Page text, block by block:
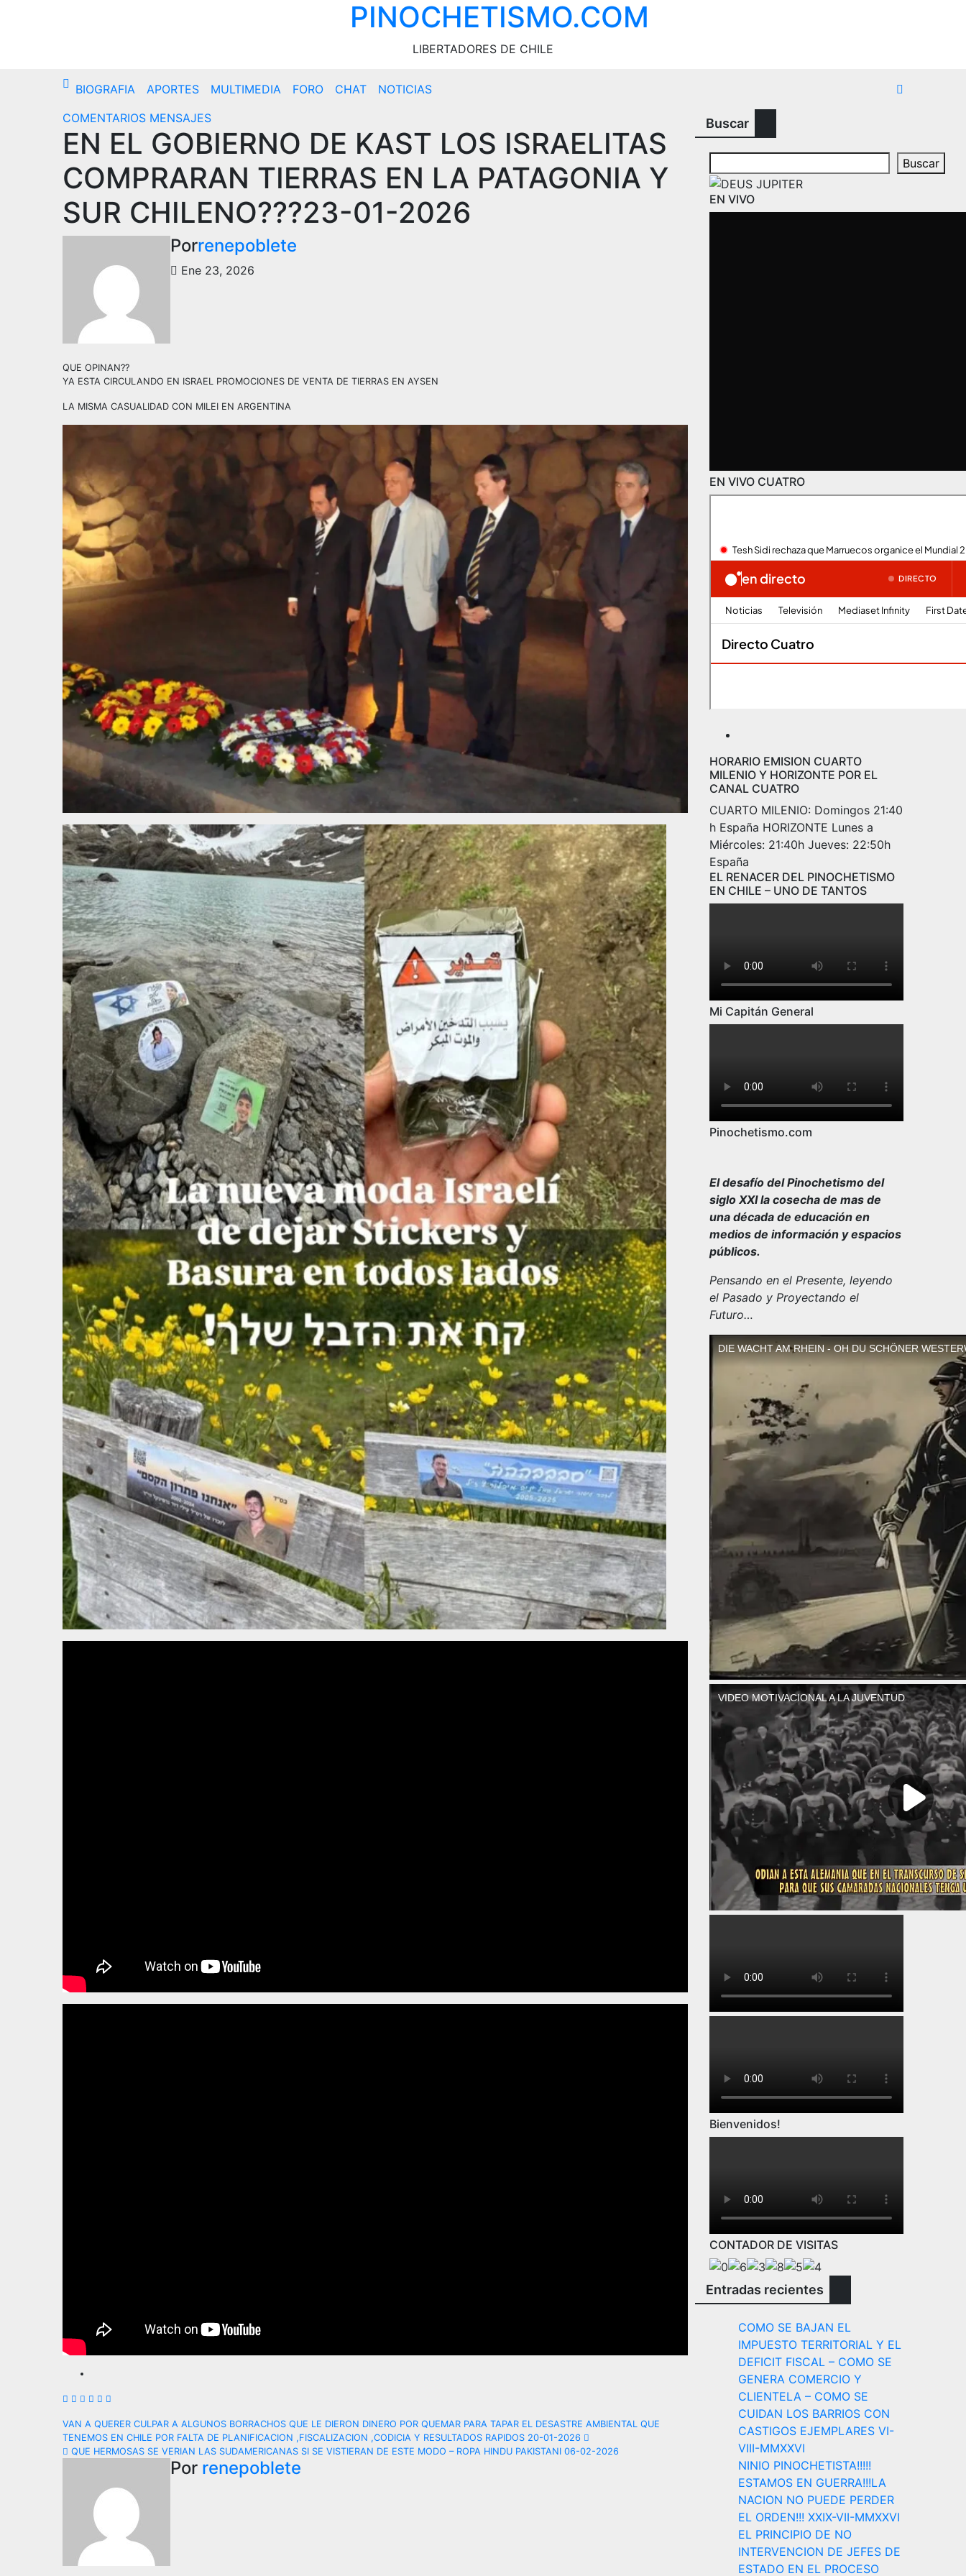
PINOCHETISMO.COM
LIBERTADORES DE CHILE
BIOGRAFIA APORTES MULTIMEDIA FORO CHAT
NOTICIAS
COMENTARIOS MENSAJES
EN EL GOBIERNO DE KAST LOS ISRAELITAS
COMPRARAN TIERRAS EN LA PATAGONIA Y
SUR CHILENO???23-01-2026
Porrenepoblete
Ene 23, 2026
QUE OPINAN??
YA ESTA CIRCULANDO EN ISRAEL PROMOCIONES DE VENTA DE TIERRAS EN AYSEN
LA MISMA CASUALIDAD CON MILEI EN ARGENTINA
Navegación
de
entradas
VAN A QUERER CULPAR A ALGUNOS BORRACHOS QUE LE DIERON DINERO POR QUEMAR PARA TAPAR EL DESASTRE AMBIENTAL QUE
TENEMOS EN CHILE POR FALTA DE PLANIFICACION ,FISCALIZACION ,CODICIA Y RESULTADOS RAPIDOS 20-01-2026
QUE HERMOSAS SE VERIAN LAS SUDAMERICANAS SI SE VISTIERAN DE ESTE MODO – ROPA HINDU PAKISTANI 06-02-2026
Por renepoblete
Buscar
Buscar
EN VIVO
EN VIVO CUATRO
HORARIO EMISION CUARTO
MILENIO Y HORIZONTE POR EL
CANAL CUATRO
CUARTO MILENIO: Domingos 21:40
h España HORIZONTE Lunes a
Miércoles: 21:40h Jueves: 22:50h
España
EL RENACER DEL PINOCHETISMO
EN CHILE – UNO DE TANTOS
Mi Capitán General
Pinochetismo.com
El desafío del Pinochetismo del
siglo XXI la cosecha de mas de
una década de educación en
medios de información y espacios
públicos.
Pensando en el Presente, leyendo
el Pasado y Proyectando el
Futuro…
Bienvenidos!
CONTADOR DE VISITAS
Entradas recientes
COMO SE BAJAN EL
IMPUESTO TERRITORIAL Y EL
DEFICIT FISCAL – COMO SE
GENERA COMERCIO Y
CLIENTELA – COMO SE
CUIDAN LOS BARRIOS CON
CASTIGOS EJEMPLARES VI-
VIII-MMXXVI
NINIO PINOCHETISTA!!!!!
ESTAMOS EN GUERRA!!!LA
NACION NO PUEDE PERDER
EL ORDEN!!! XXIX-VII-MMXXVI
EL PRINCIPIO DE NO
INTERVENCION DE JEFES DE
ESTADO EN EL PROCESO